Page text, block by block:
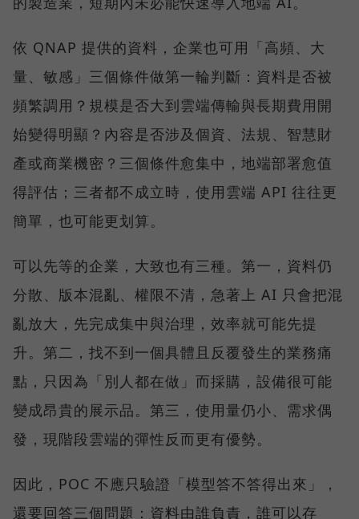
依 QNAP 提供的資料，企業也可用「高頻、大
量、敏感」三個條件做第一輪判斷：資料是否被
頻繁調用？規模是否大到雲端傳輸與長期費用開
始變得明顯？內容是否涉及個資、法規、智慧財
產或商業機密？三個條件愈集中，地端部署愈值
得評估；三者都不成立時，使用雲端 API 往往更
簡單，也可能更划算。
可以先等的企業，大致也有三種。第一，資料仍
分散、版本混亂、權限不清，急著上 AI 只會把混
亂放大，先完成集中與治理，效率就可能先提
升。第二，找不到一個具體且反覆發生的業務痛
點，只因為「別人都在做」而採購，設備很可能
變成昂貴的展示品。第三，使用量仍小、需求偶
發，現階段雲端的彈性反而更有優勢。
因此，POC 不應只驗證「模型答不答得出來」，
還要回答三個問題：資料由誰負責，誰可以存